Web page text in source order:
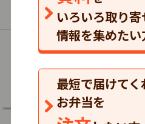
いろいろ取り
情報を集めたい
最短で届けてく
お弁当を
まごころケア食のお弁当の